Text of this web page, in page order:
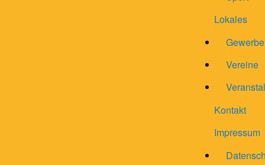
Lokales
Gewerbe
Vereine
Kontakt
Impressum